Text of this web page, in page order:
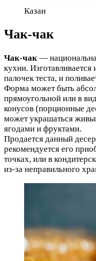
Казан
Чак-чак
Чак-чак —
кухни.
палочек теста, и
Форма может быть
прямоугольной или в
конусов (порционные
может украшаться
ягодами и фруктами.
Продается данный
рекомендуется его
точках, или в
из-за неправильного